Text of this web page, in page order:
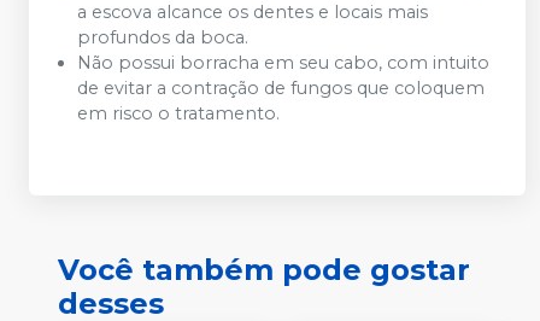
a escova alcance os dentes e locais mais
profundos da boca.
Não possui borracha em seu cabo, com intuito
de evitar a contração de fungos que coloquem
em risco o tratamento.
Você também pode gostar
desses